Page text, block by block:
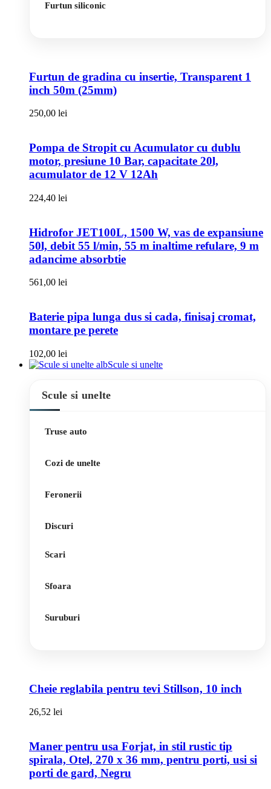
Furtun siliconic
Furtun de gradina cu insertie, Transparent 1
inch 50m (25mm)
250,00 lei
Pompa de Stropit cu Acumulator cu dublu
motor, presiune 10 Bar, capacitate 20l,
acumulator de 12 V 12Ah
224,40 lei
Hidrofor JET100L, 1500 W, vas de expansiune
50l, debit 55 l/min, 55 m inaltime refulare, 9 m
adancime absorbtie
561,00 lei
Baterie pipa lunga dus si cada, finisaj cromat,
montare pe perete
102,00 lei
Scule si unelte
Scule si unelte
Truse auto
Cozi de unelte
Feronerii
Discuri
Scari
Sfoara
Suruburi
Cheie reglabila pentru tevi Stillson, 10 inch
26,52 lei
Maner pentru usa Forjat, in stil rustic tip
spirala, Otel, 270 x 36 mm, pentru porti, usi si
porti de gard, Negru